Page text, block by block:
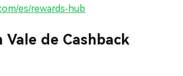
es/rewards-hub
Vale de Cashback